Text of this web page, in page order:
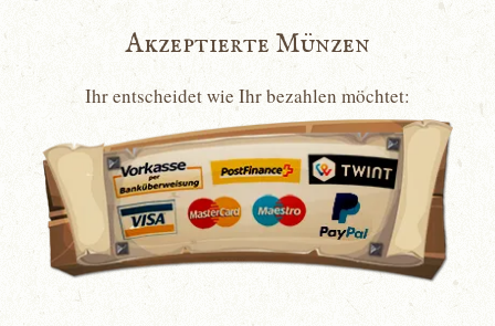
Akzeptierte Münzen
Ihr entscheidet wie Ihr bezahlen möchtet: